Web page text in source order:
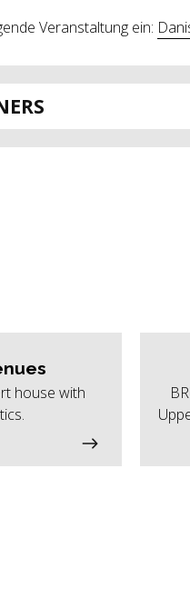
Veranstaltung ein:
house with